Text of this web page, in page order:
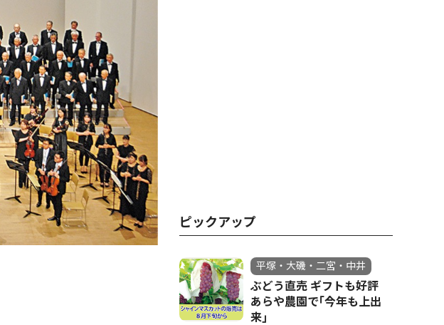
ピックアップ
平塚・大磯・二宮・中井
ぶどう直売 ギフトも好評
あらや農園で｢今年も上出
来｣